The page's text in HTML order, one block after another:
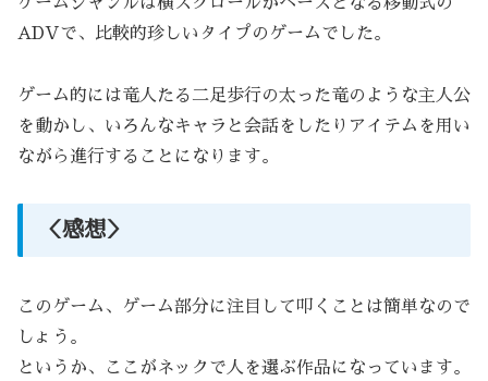
ゲームジャンルは横スクロールがベースとなる移動式の
ADVで、比較的珍しいタイプのゲームでした。
ゲーム的には竜人たる二足歩行の太った竜のような主人公
を動かし、いろんなキャラと会話をしたりアイテムを用い
ながら進行することになります。
＜感想＞
このゲーム、ゲーム部分に注目して叩くことは簡単なので
しょう。
というか、ここがネックで人を選ぶ作品になっています。